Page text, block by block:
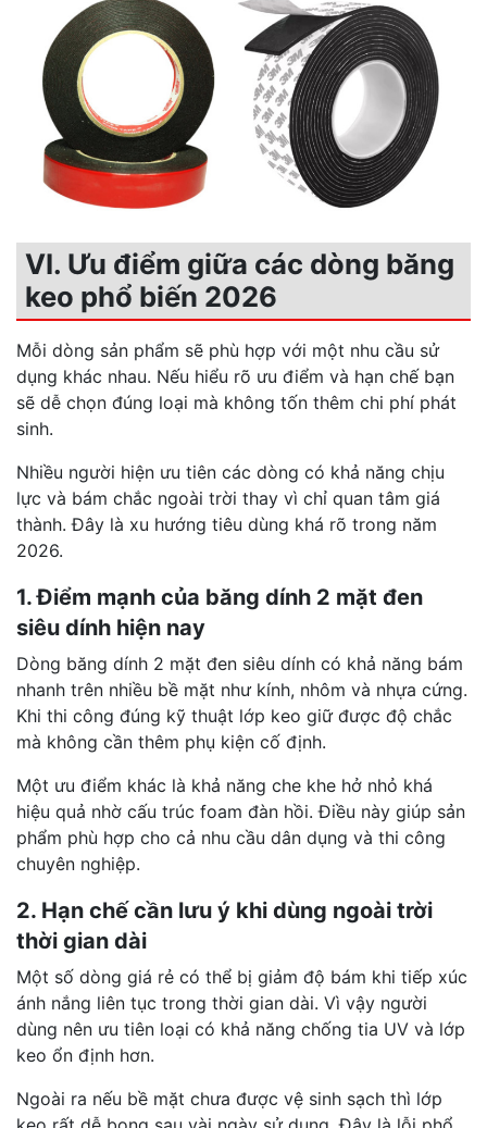
VI. Ưu điểm giữa các dòng băng
keo phổ biến 2026
Mỗi dòng sản phẩm sẽ phù hợp với một nhu cầu sử
dụng khác nhau. Nếu hiểu rõ ưu điểm và hạn chế bạn
sẽ dễ chọn đúng loại mà không tốn thêm chi phí phát
sinh.
Nhiều người hiện ưu tiên các dòng có khả năng chịu
lực và bám chắc ngoài trời thay vì chỉ quan tâm giá
thành. Đây là xu hướng tiêu dùng khá rõ trong năm
2026.
1. Điểm mạnh của băng dính 2 mặt đen
siêu dính hiện nay
Dòng băng dính 2 mặt đen siêu dính có khả năng bám
nhanh trên nhiều bề mặt như kính, nhôm và nhựa cứng.
Khi thi công đúng kỹ thuật lớp keo giữ được độ chắc
mà không cần thêm phụ kiện cố định.
Một ưu điểm khác là khả năng che khe hở nhỏ khá
hiệu quả nhờ cấu trúc foam đàn hồi. Điều này giúp sản
phẩm phù hợp cho cả nhu cầu dân dụng và thi công
chuyên nghiệp.
2. Hạn chế cần lưu ý khi dùng ngoài trời
thời gian dài
Một số dòng giá rẻ có thể bị giảm độ bám khi tiếp xúc
ánh nắng liên tục trong thời gian dài. Vì vậy người
dùng nên ưu tiên loại có khả năng chống tia UV và lớp
keo ổn định hơn.
Ngoài ra nếu bề mặt chưa được vệ sinh sạch thì lớp